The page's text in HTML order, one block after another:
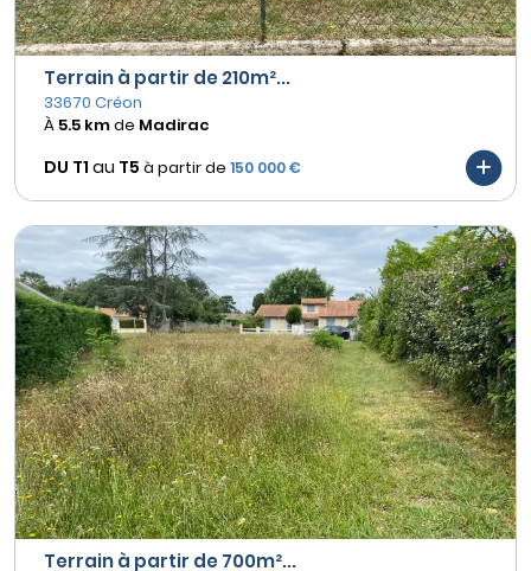
Terrain à partir de 210m²...
33670 Créon
À 5.5 kmde Madirac
DU T1 au T5 à partir de 150 000 €
Terrain à partir de 700m²...